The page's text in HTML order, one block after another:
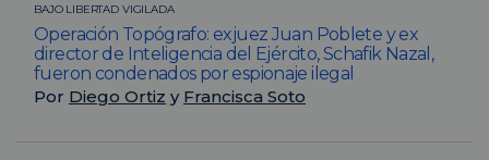
BAJO LIBERTAD VIGILADA
Operación Topógrafo: exjuez Juan Poblete y ex
director de Inteligencia del Ejército, Schafik Nazal,
fueron condenados por espionaje ilegal
Por Diego Ortiz y Francisca Soto